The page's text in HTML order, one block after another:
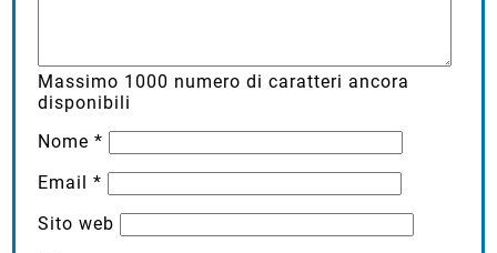
Massimo 1000 numero di caratteri ancora
disponibili
Nome*
Email*
Sito web